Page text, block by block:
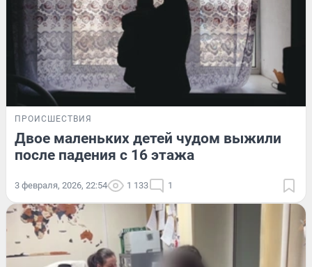
ПРОИСШЕСТВИЯ
Двое маленьких детей чудом выжили
после падения с 16 этажа
3 февраля, 2026, 22:54 1 133 1